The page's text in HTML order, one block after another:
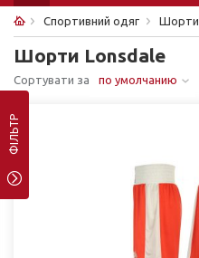
Спортивний одяг Шорти
Шорти Lonsdale
Сортувати за по умолчанию
ФІЛЬТР